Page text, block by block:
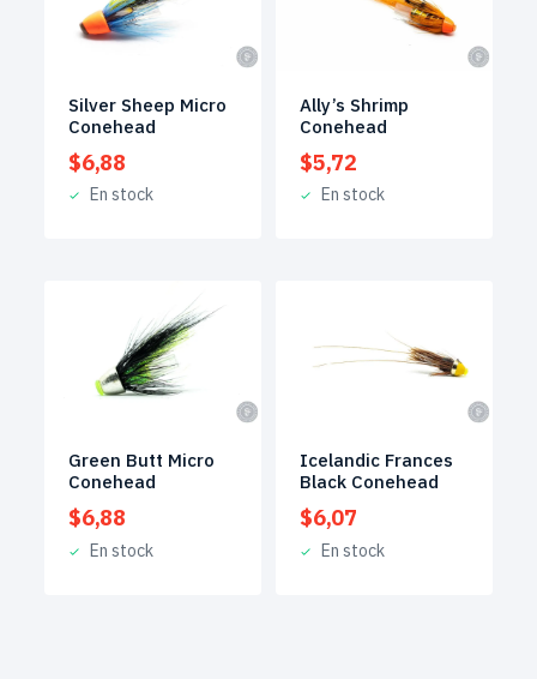
Silver Sheep Micro
Conehead
$6,88
En stock
Ally’s Shrimp
Conehead
$5,72
En stock
Green Butt Micro
Conehead
$6,88
En stock
Icelandic Frances
Black Conehead
$6,07
En stock